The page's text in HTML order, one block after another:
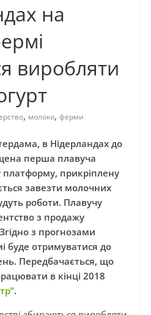
на
виробляти
, молоко, ферми
в Нідерландах до
перша плавуча
прикріплену
завезти молочних
роботи. Плавучу
з продажу
з прогнозами
буде отримуватися до
Передбачається, що
в кінці 2018
.